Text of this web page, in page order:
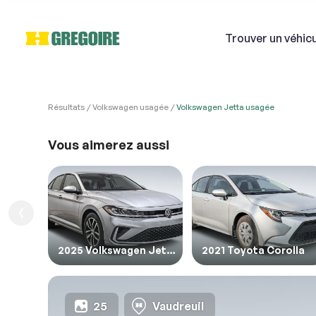
Trouver un
Résultats Volkswagen usagée Volkswagen Jetta usagée
Vous aimerez aussi
2025 Volkswagen Jetta 2021 Toyota Corolla
25 Vaudreuil
1.
1.
1.